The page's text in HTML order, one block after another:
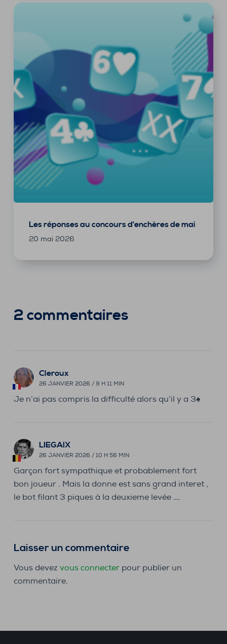
Les réponses au concours d’enchères de mai
20 mai 2026
2 commentaires
Cleroux
26 JANVIER 2026 / 9 H 11 MIN
Je n’ai pas compris la difficulté alors qu’il y a 3♠️
LIEGAIX
26 JANVIER 2026 / 10 H 56 MIN
Garçon fort sympathique et probablement fort
bon joueur . Mais la donne est sans grand interet ,
le bot filant 3 piques à la deuxieme levée ….
Laisser un commentaire
Vous devez vous connecterpour publier un
commentaire.